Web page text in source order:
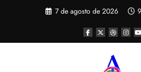
7 de agosto de 2026